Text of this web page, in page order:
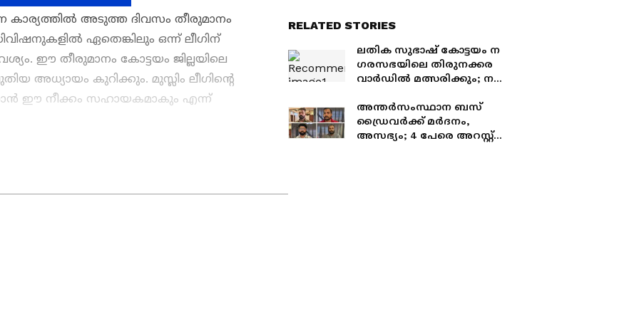
കാര്യത്തിൽ അടുത്ത ദിവസം തീരുമാനം
ഏതെങ്കിലും ഒന്ന് ലീഗിന്
ഈ തീരുമാനം കോട്ടയം ജില്ലയിലെ
അധ്യായം കുറിക്കും. മുസ്ലിം ലീഗിൻ്റെ
ഈ നീക്കം സഹായകമാകും എന്ന്
RELATED STORIES
ലതിക സുഭാഷ് കോട്ടയം ന​
ഗരസഭയിലെ തിരുനക്കര
വാർഡിൽ മത്സരിക്കും; ന​
നൽകിയ ഏകസീറ്റ്
അന്തർസംസ്ഥാന ബസ്
ഡ്രൈവർക്ക് മർദനം,
അസഭ്യം; 4 പേരെ അറസ്റ്റ്